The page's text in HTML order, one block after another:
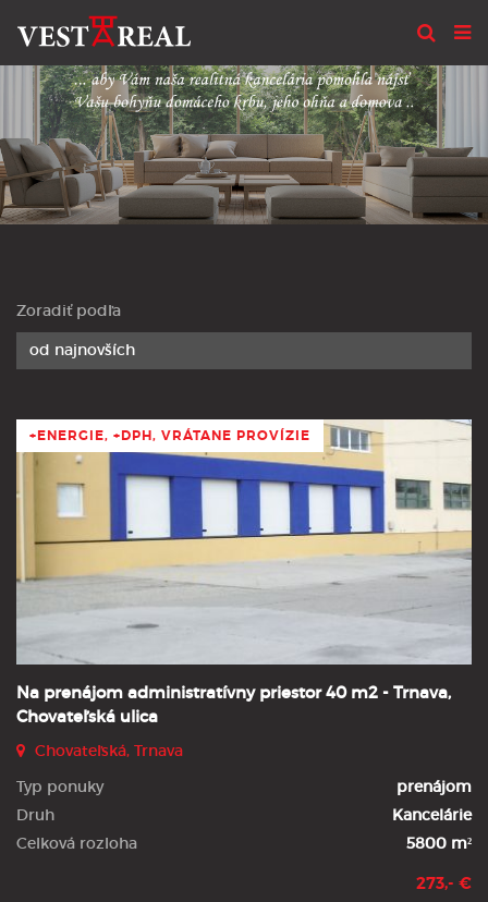
Zoradiť podľa
+ENERGIE, +DPH, VRÁTANE PROVÍZIE
Na prenájom administratívny priestor 40 m2 - Trnava,
Chovateľská ulica
Chovateľská, Trnava
Typ ponuky
prenájom
Druh
Kancelárie
Celková rozloha
5800 m²
273,- €